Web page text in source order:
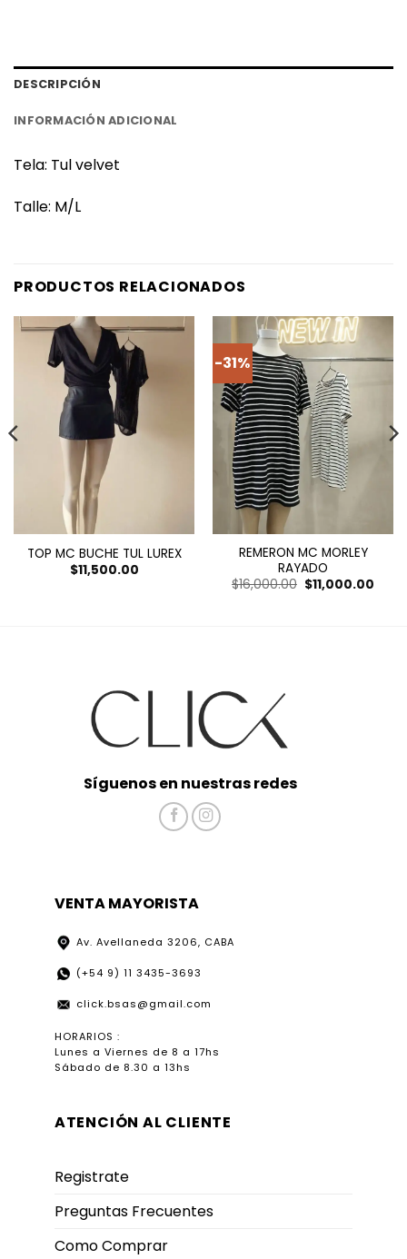
DESCRIPCIÓN
INFORMACIÓN ADICIONAL
Tela: Tul velvet
Talle: M/L
PRODUCTOS RELACIONADOS
TOP MC BUCHE TUL LUREX
$11,500.00
-31%
REMERON MC MORLEY
RAYADO
$16,000.00 El
precio
$11,000.00
Síguenos en nuestras redes
VENTA MAYORISTA
Av. Avellaneda 3206, CABA
(+54 9) 11 3435-3693
click.bsas@gmail.com
HORARIOS :
Lunes a Viernes de 8 a 17hs
Sábado de 8.30 a 13hs
ATENCIÓN AL CLIENTE
Registrate
Preguntas Frecuentes
Como Comprar